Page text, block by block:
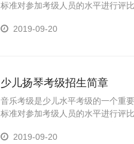
标准对参加考级人员的水平进行评
陶冶情操、树立自信，增强目标意
2019-09-20
少儿扬琴考级招生简章
音乐考级是少儿水平考级的一个重
标准对参加考级人员的水平进行评
陶冶情操、树立自信，增强目标意
2019-09-20